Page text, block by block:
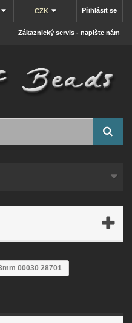
Přihlásit se
CZK
Zákaznický servis - napište nám
00030 28701